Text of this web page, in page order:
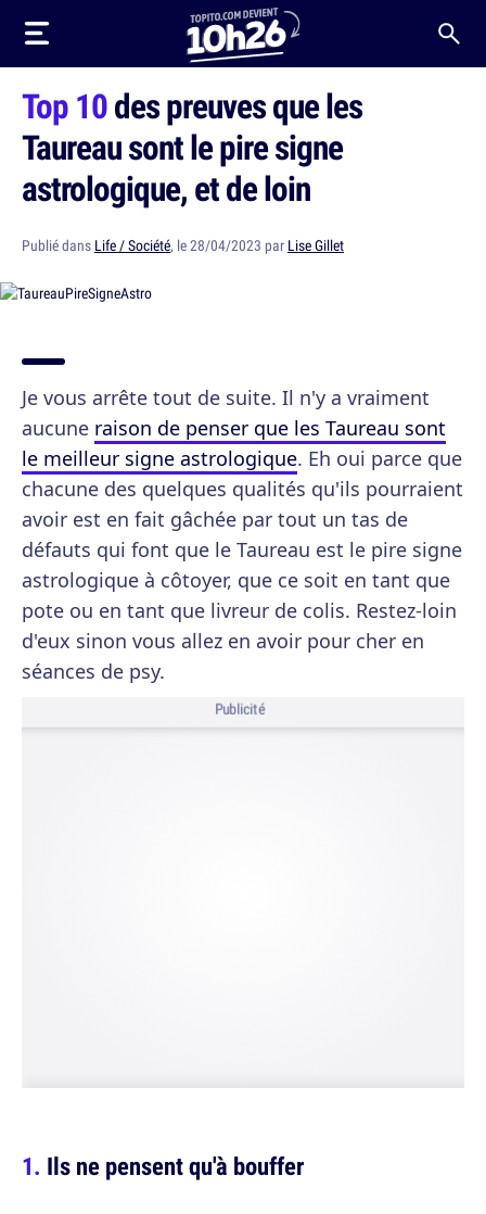
Top 10des preuves que les
Taureau sont le pire signe
astrologique, et de loin
Publié dans Life / Société, le 28/04/2023 par Lise Gillet
Je vous arrête tout de suite. Il n'y a vraiment
aucune raison de penser que les Taureau sont
le meilleur signe astrologique. Eh oui parce que
chacune des quelques qualités qu'ils pourraient
avoir est en fait gâchée par tout un tas de
défauts qui font que le Taureau est le pire signe
astrologique à côtoyer, que ce soit en tant que
pote ou en tant que livreur de colis. Restez-loin
d'eux sinon vous allez en avoir pour cher en
séances de psy.
Publicité
Ils ne pensent qu'à bouffer